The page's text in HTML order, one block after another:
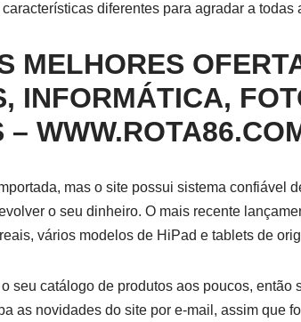
diferentes para agradar a todas
MELHORES
INFORMÁTICA,
–
mas o site possui sistema confiável
o seu dinheiro. O mais recente
vários modelos de HiPad e tablets de
seu catálogo de produtos aos poucos, então
as novidades do site por e-mail, assim que